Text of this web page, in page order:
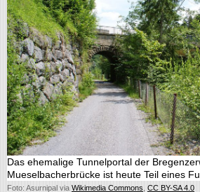
Das ehemalige Tunnelportal der
Mueselbacherbrücke ist heute Teil eines
Foto: Asurnipal via Wikimedia Commons CC BY-SA 4.0